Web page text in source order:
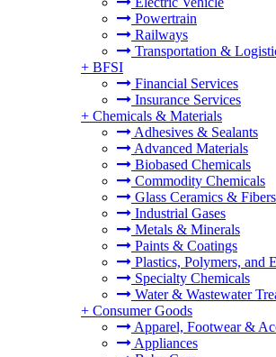
Powertrain
Railways
Transportation &
+ BFSI
Financial Services
Insurance Services
+ Chemicals & Materials
Adhesives & Sealants
Advanced Materials
Biobased Chemicals
Commodity Chemicals
Glass Ceramics & Fibers
Industrial Gases
Metals & Minerals
Paints & Coatings
Plastics, Polymers, and
Specialty Chemicals
Water & Wastewater
+ Consumer Goods
Apparel, Footwear &
Appliances